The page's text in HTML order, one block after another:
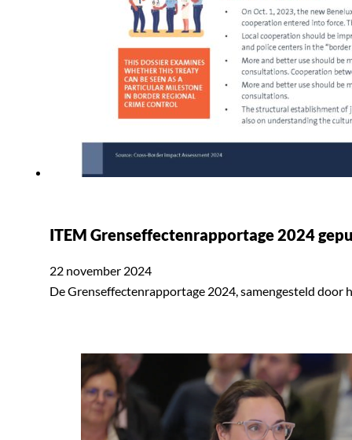
ITEM Grenseffectenrapportage 2024
22 november 2024
De Grenseffectenrapportage 2024, samengesteld